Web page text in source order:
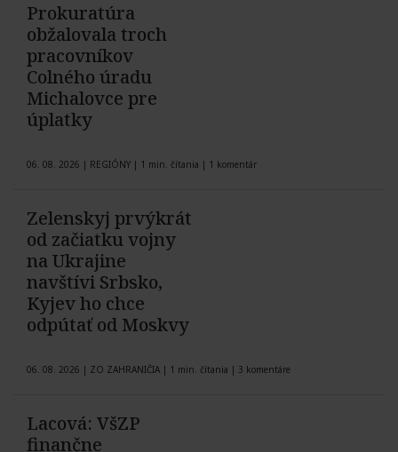
Prokuratúra
obžalovala troch
pracovníkov
Colného úradu
Michalovce pre
úplatky
06. 08. 2026 | REGIÓNY | 1 min. čítania | 1 komentár
Zelenskyj prvýkrát
od začiatku vojny
na Ukrajine
navštívi Srbsko,
Kyjev ho chce
odpútať od Moskvy
06. 08. 2026 | ZO ZAHRANIČIA | 1 min. čítania | 3 komentáre
Lacová: VšZP
finančne